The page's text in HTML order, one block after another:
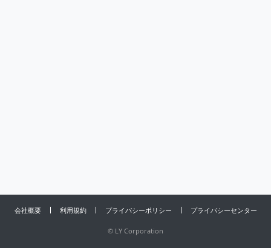
会社概要 利用規約 プライバシーポリシー プライバシーセンター
© LY Corporation